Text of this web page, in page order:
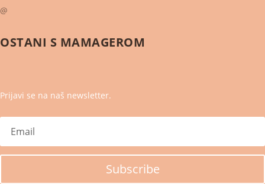
@
OSTANI S MAMAGEROM
Prijavi se na naš newsletter.
Subscribe